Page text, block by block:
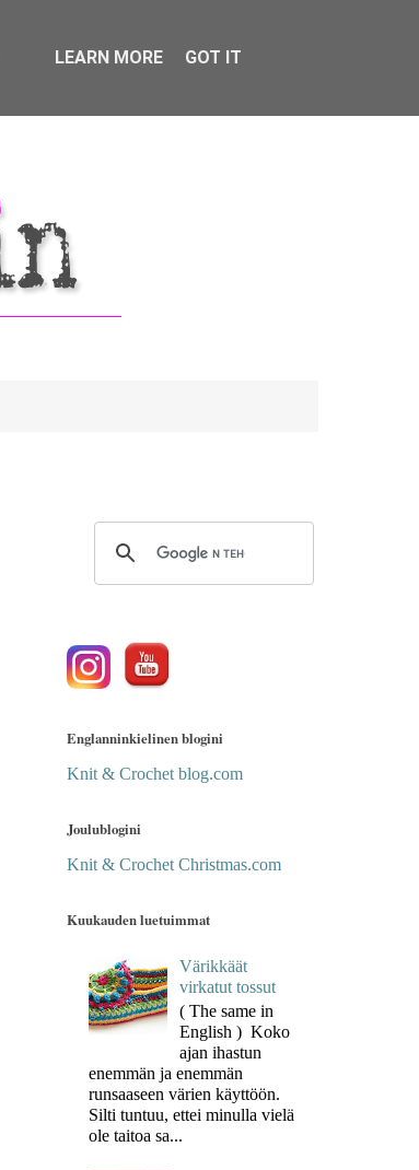
Englanninkielinen blogini
Knit & Crochet blog.com
Joulublogini
Knit & Crochet Christmas.com
Kuukauden luetuimmat
Värikkäät
virkatut tossut
( The same in
English ) Koko
ajan ihastun
enemmän ja enemmän
runsaaseen värien käyttöön.
Silti tuntuu, ettei minulla vielä
ole taitoa sa...
LEARN MORE GOT IT